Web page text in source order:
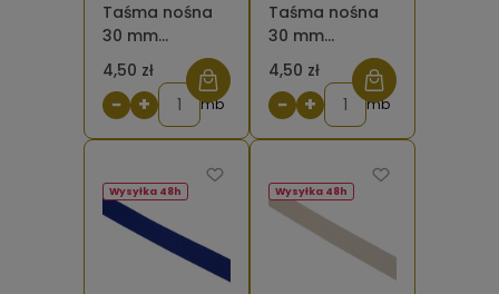
Taśma nośna
30 mm
poliestrowo -
bawełniana
szara 134
4,50 zł
− + mb
Taśma nośna
30 mm
poliestrowo -
bawełniana
szara
4,50 zł
− + mb
Wysyłka 48h Wysyłka 48h